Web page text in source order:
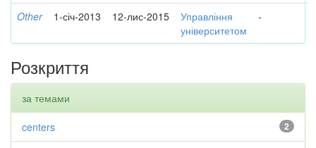
Other 1-січ-2013 12-лис-2015
Управління
університетом
-
Розкриття
за темами
2
centers